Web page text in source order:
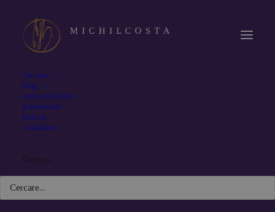
Chi sono
Blog
Il mio primo libro
Il mio mondo
Podcast
Contattami
Ricerca